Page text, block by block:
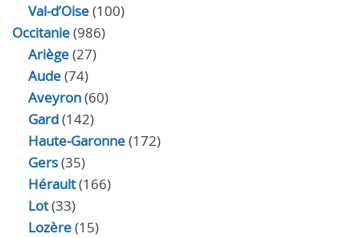
Val-d’Oise(100)
Occitanie(986)
Ariège(27)
Aude(74)
Aveyron(60)
Gard(142)
Haute-Garonne(172)
Gers(35)
Hérault(166)
Lot(33)
Lozère(15)